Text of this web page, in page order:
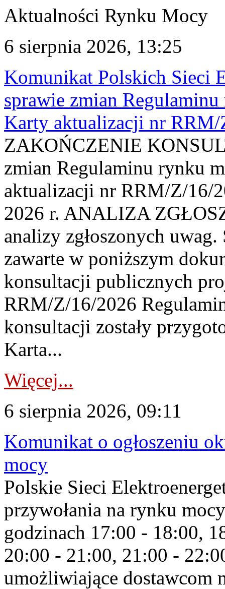
Aktualności Rynku Mocy
6 sierpnia 2026, 13:25
Komunikat Polskich Sieci
sprawie zmian
Karty aktualizacji nr
ZAKOŃCZENIE
zmian Regulaminu rynku
aktualizacji nr RRM/Z/16/
2026 r. ANALIZA
analizy zgłoszonych
zawarte w poniższym
konsultacji publicznych
RRM/Z/16/2026
konsultacji zostały
Karta...
Więcej...
6 sierpnia 2026, 09:11
Komunikat o ogłoszeniu
mocy
Polskie Sieci
przywołania na rynku
godzinach 17:00 - 18:00,
20:00 - 21:00, 21:00 -
umożliwiające dostawcom